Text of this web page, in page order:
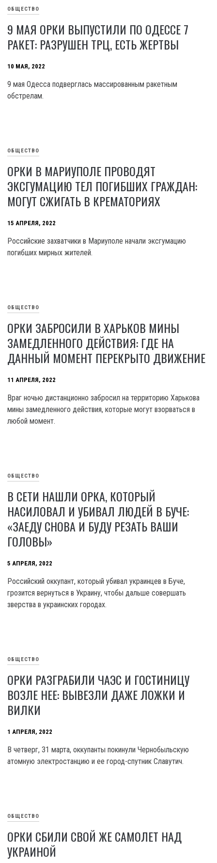
ОБЩЕСТВО
9 МАЯ ОРКИ ВЫПУСТИЛИ ПО ОДЕССЕ 7
РАКЕТ: РАЗРУШЕН ТРЦ, ЕСТЬ ЖЕРТВЫ
10 МАЯ, 2022
9 мая Одесса подверглась массированным ракетным
обстрелам.
ОБЩЕСТВО
ОРКИ В МАРИУПОЛЕ ПРОВОДЯТ
ЭКСГУМАЦИЮ ТЕЛ ПОГИБШИХ ГРАЖДАН:
МОГУТ СЖИГАТЬ В КРЕМАТОРИЯХ
15 АПРЕЛЯ, 2022
Российские захватчики в Мариуполе начали эксгумацию
погибших мирных жителей.
ОБЩЕСТВО
ОРКИ ЗАБРОСИЛИ В ХАРЬКОВ МИНЫ
ЗАМЕДЛЕННОГО ДЕЙСТВИЯ: ГДЕ НА
ДАННЫЙ МОМЕНТ ПЕРЕКРЫТО ДВИЖЕНИЕ
11 АПРЕЛЯ, 2022
Враг ночью дистанционно забросил на территорию Харькова
мины замедленного действия, которые могут взорваться в
любой момент.
ОБЩЕСТВО
В СЕТИ НАШЛИ ОРКА, КОТОРЫЙ
НАСИЛОВАЛ И УБИВАЛ ЛЮДЕЙ В БУЧЕ:
«ЗАЕДУ СНОВА И БУДУ РЕЗАТЬ ВАШИ
ГОЛОВЫ»
5 АПРЕЛЯ, 2022
Российский оккупант, который убивал украинцев в Буче,
грозится вернуться в Украину, чтобы дальше совершать
зверства в украинских городах.
ОБЩЕСТВО
ОРКИ РАЗГРАБИЛИ ЧАЭС И ГОСТИНИЦУ
ВОЗЛЕ НЕЕ: ВЫВЕЗЛИ ДАЖЕ ЛОЖКИ И
ВИЛКИ
1 АПРЕЛЯ, 2022
В четверг, 31 марта, оккупанты покинули Чернобыльскую
атомную электростанцию и ее город-спутник Славутич.
ОБЩЕСТВО
ОРКИ СБИЛИ СВОЙ ЖЕ САМОЛЕТ НАД
УКРАИНОЙ